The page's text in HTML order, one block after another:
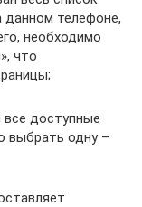
данном телефоне,
необходимо
что
доступные
выбрать одну –